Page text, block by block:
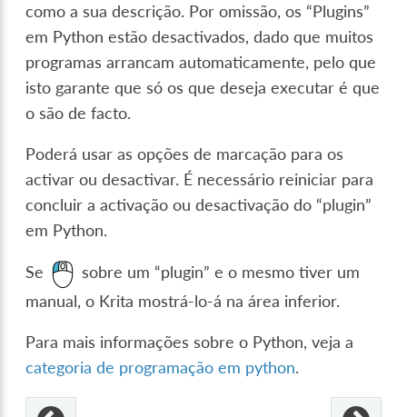
como a sua descrição. Por omissão, os “Plugins”
em Python estão desactivados, dado que muitos
programas arrancam automaticamente, pelo que
isto garante que só os que deseja executar é que
o são de facto.
Poderá usar as opções de marcação para os
activar ou desactivar. É necessário reiniciar para
concluir a activação ou desactivação do “plugin”
em Python.
Se
sobre um “plugin” e o mesmo tiver um
manual, o Krita mostrá-lo-á na área inferior.
Para mais informações sobre o Python, veja a
categoria de programação em python.